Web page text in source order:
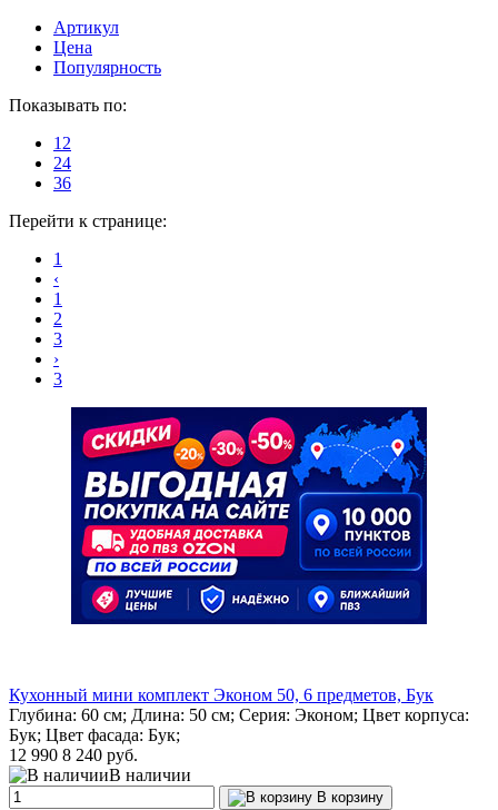
Артикул
Цена
Популярность
Показывать по:
12
24
36
Перейти к странице:
1
‹
1
2
3
›
3
Кухонный мини комплект Эконом 50, 6 предметов, Бук
Глубина: 60 см; Длина: 50 см; Серия: Эконом; Цвет корпуса:
Бук; Цвет фасада: Бук;
12 990 8 240 руб.
В наличии
В корзину